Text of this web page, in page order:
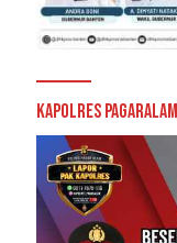
Kapolres Pagaralam